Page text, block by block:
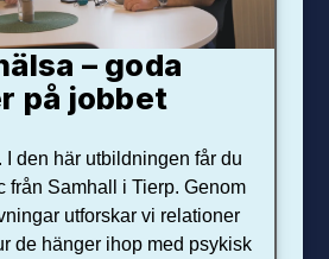
– goda
på jobbet
I den här utbildningen får du
från Samhall i Tierp. Genom
utforskar vi relationer
de hänger ihop med psykisk